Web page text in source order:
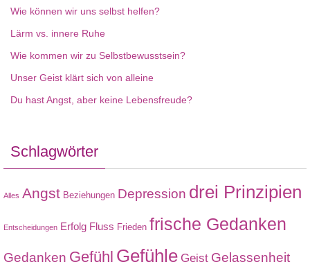
Wie können wir uns selbst helfen?
Lärm vs. innere Ruhe
Wie kommen wir zu Selbstbewusstsein?
Unser Geist klärt sich von alleine
Du hast Angst, aber keine Lebensfreude?
Schlagwörter
Alles Angst Beziehungen Depression drei Prinzipien
Entscheidungen Erfolg Fluss Frieden frische Gedanken
Gedanken Gefühl Gefühle Geist Gelassenheit